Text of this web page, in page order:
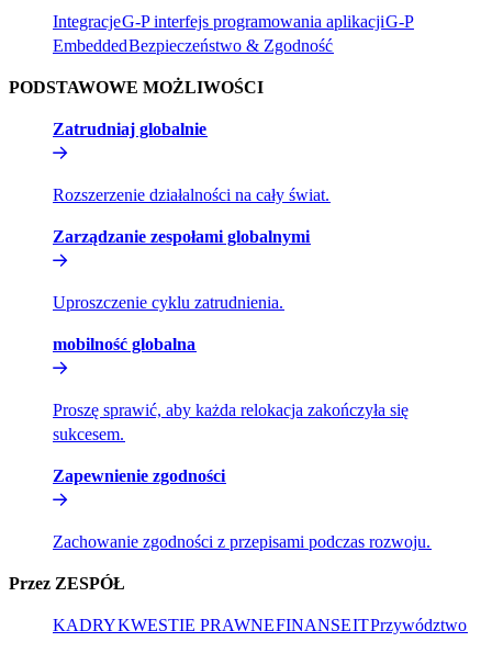
Integracje​​G-P interfejs programowania aplikacji​​G-P
Embedded​​Bezpieczeństwo & Zgodność​​
PODSTAWOWE MOŻLIWOŚCI​​
Zatrudniaj globalnie​​
Rozszerzenie działalności na cały świat.​​
Zarządzanie zespołami globalnymi​​
Uproszczenie cyklu zatrudnienia.​​
mobilność globalna​​
Proszę sprawić, aby każda relokacja zakończyła się
sukcesem.​​
Zapewnienie zgodności​​
Zachowanie zgodności z przepisami podczas rozwoju.​​
Przez ZESPÓŁ​​
KADRY​​KWESTIE PRAWNE​​FINANSE​​IT​​Przywództwo​​